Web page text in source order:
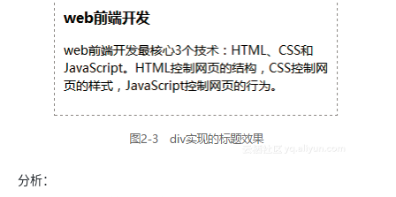
分析：